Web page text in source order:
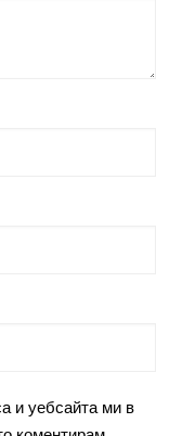
и уебсайта ми в